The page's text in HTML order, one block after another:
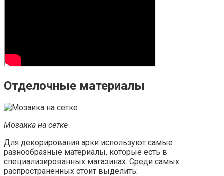
Отделочные материалы
Мозаика на сетке
Для декорирования арки используют самые
разнообразные материалы, которые есть в
специализированных магазинах. Среди самых
распространенных стоит выделить: